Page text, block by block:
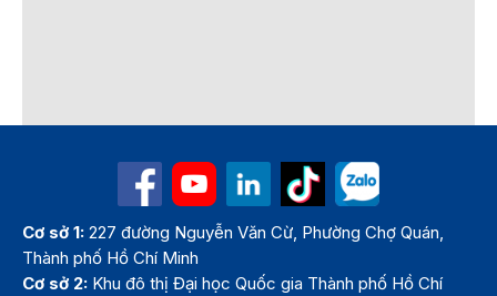
Cơ sở 1: 227 đường Nguyễn Văn Cừ, Phường Chợ Quán,
Thành phố Hồ Chí Minh
Cơ sở 2: Khu đô thị Đại học Quốc gia Thành phố Hồ Chí